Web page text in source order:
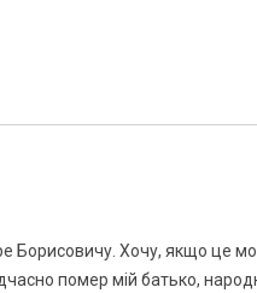
Борисовичу. Хочу, якщо це
помер мій батько,